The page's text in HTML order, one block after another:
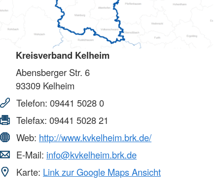
Kreisverband Kelheim
Abensberger Str. 6
93309 Kelheim
Telefon: 09441 5028 0
Telefax: 09441 5028 21
Web: http://www.kvkelheim.brk.de/
E-Mail: info@kvkelheim.brk.de
Karte: Link zur Google Maps Ansicht